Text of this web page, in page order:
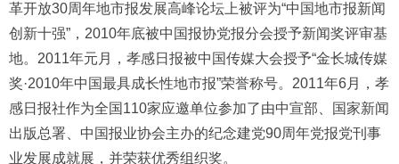
革开放30周年地市报发展高峰论坛上被评为“中国地市报新闻
创新十强”，2010年底被中国报协党报分会授予新闻奖评审基
地。2011年元月，孝感日报被中国传媒大会授予“金长城传媒
奖·2010年中国最具成长性地市报”荣誉称号。2011年6月，孝
感日报社作为全国110家应邀单位参加了由中宣部、国家新闻
出版总署、中国报业协会主办的纪念建党90周年党报党刊事
业发展成就展，并荣获优秀组织奖。